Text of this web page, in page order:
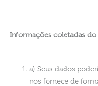
Informações coletadas do
a) Seus dados
nos fornece de